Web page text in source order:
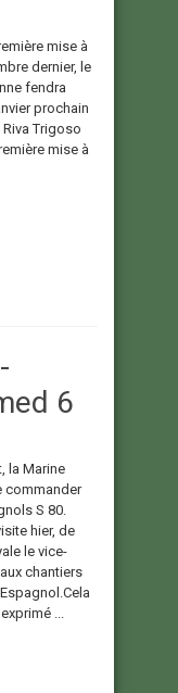
mise à
dernier, le
fendra
prochain
Trigoso
mise à
6
la Marine
commander
S 80.
hier, de
le vice-
chantiers
...